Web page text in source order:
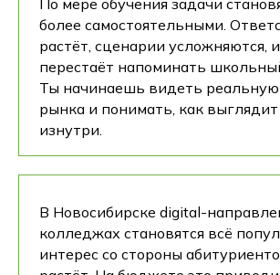
более самостоятельными.
растёт, сценарии усложняются,
перестаёт напоминать
Ты начинаешь видеть реальную
рынка и понимать, как
изнутри.
В Новосибирске digital-
колледжах становятся всё
интерес со стороны